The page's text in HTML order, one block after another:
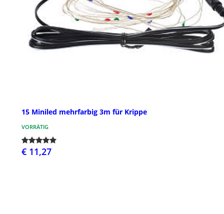
15 Miniled mehrfarbig 3m für Krippe
VORRÄTIG
€ 11,27